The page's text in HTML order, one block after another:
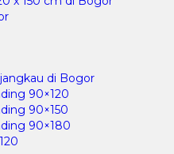
di Bogor
90×120
90×150
90×180